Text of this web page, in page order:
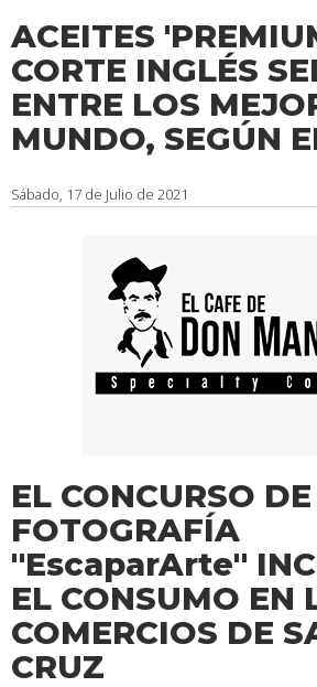
ACEITES
CORTE INGLÉS
ENTRE LOS
MUNDO, SEGÚN
Sábado, 17 de Julio de 2021
EL CONCURSO DE
FOTOGRAFÍA
''EscaparArte''
EL CONSUMO EN
COMERCIOS DE
CRUZ